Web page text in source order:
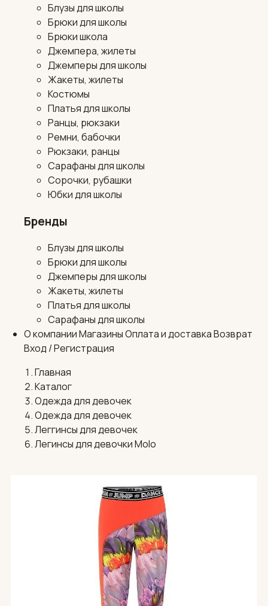
Блузы для школы
Брюки для школы
Брюки школа
Джемпера, жилеты
Джемперы для школы
Жакеты, жилеты
Костюмы
Платья для школы
Ранцы, рюкзаки
Ремни, бабочки
Рюкзаки, ранцы
Сарафаны для школы
Сорочки, рубашки
Юбки для школы
Бренды
Блузы для школы
Брюки для школы
Джемперы для школы
Жакеты, жилеты
Платья для школы
Сарафаны для школы
О компанииМагазиныОплата и доставкаВозврат
Вход / Регистрация
Главная
Каталог
Одежда для девочек
Одежда для девочек
Леггинсы для девочек
Легинсы для девочки Molo